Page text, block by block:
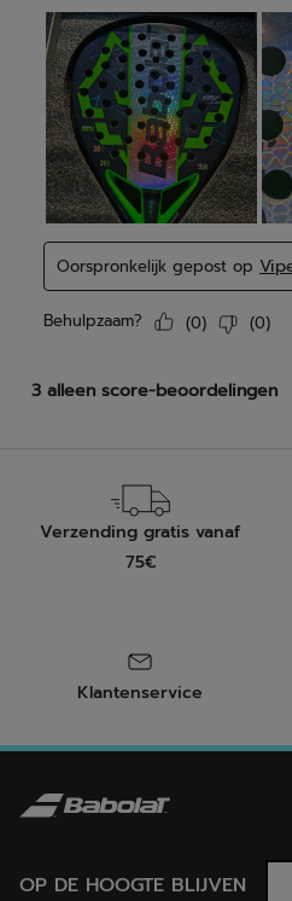
Verzending gratis vanaf
75€
Klantenservice
OP DE HOOGTE BLIJVEN